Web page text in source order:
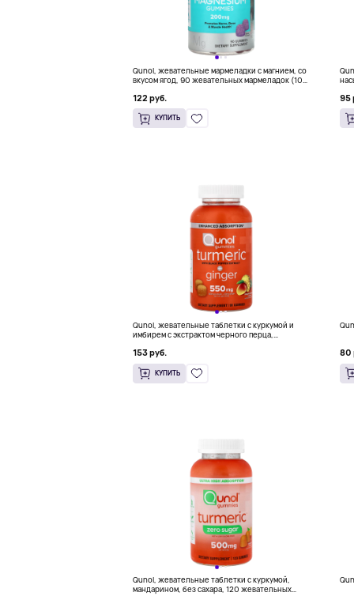
Qunol, жевательные мармеладки с магнием, со
вкусом ягод, 90 жевательных мармеладок (100
122 руб.
КУПИТЬ
95
Qunol, жевательные таблетки с куркумой и
имбирем с экстрактом черного перца,
153 руб.
КУПИТЬ
80
Qunol, жевательные таблетки с куркумой,
мандарином, без сахара, 120 жевательных